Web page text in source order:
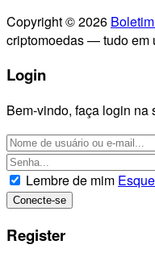
Copyright © 2026
criptomoedas — tudo em
Login
Bem-vindo, faça login na
Lembre de mim
Register